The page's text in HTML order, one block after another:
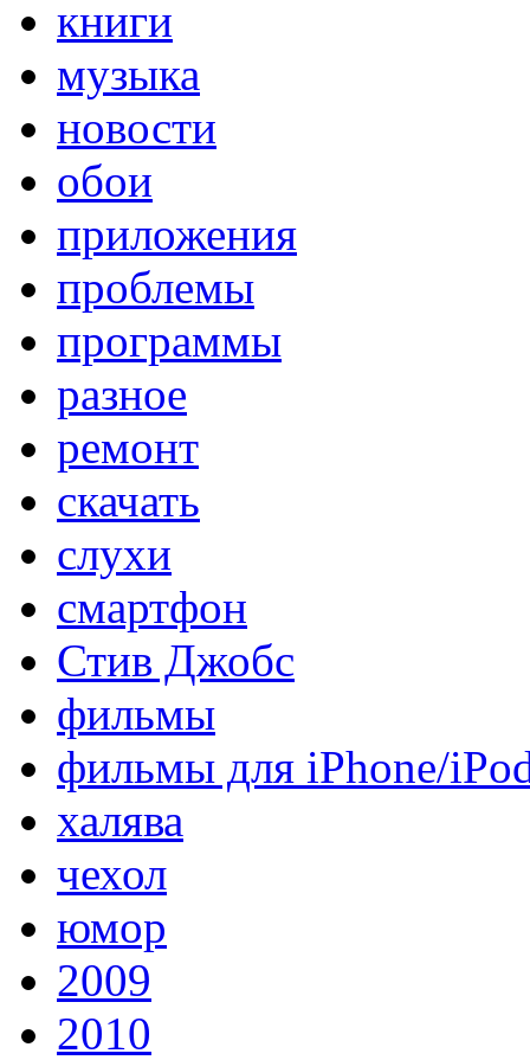
книги
музыка
новости
обои
приложения
проблемы
программы
разное
ремонт
скачать
слухи
смартфон
Стив Джобс
фильмы
фильмы для iPhone/
халява
чехол
юмор
2009
2010